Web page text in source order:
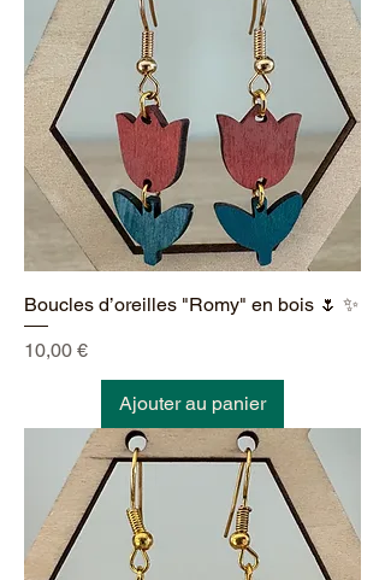
Boucles d’oreilles "Romy" en bois 🌷 ✨
Prix
10,00 €
Ajouter au panier